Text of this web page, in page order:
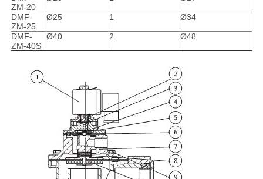
ZM-20
DMF-
ZM-25
Ø25 1 Ø34
DMF-
ZM-40S
Ø40 2 Ø48